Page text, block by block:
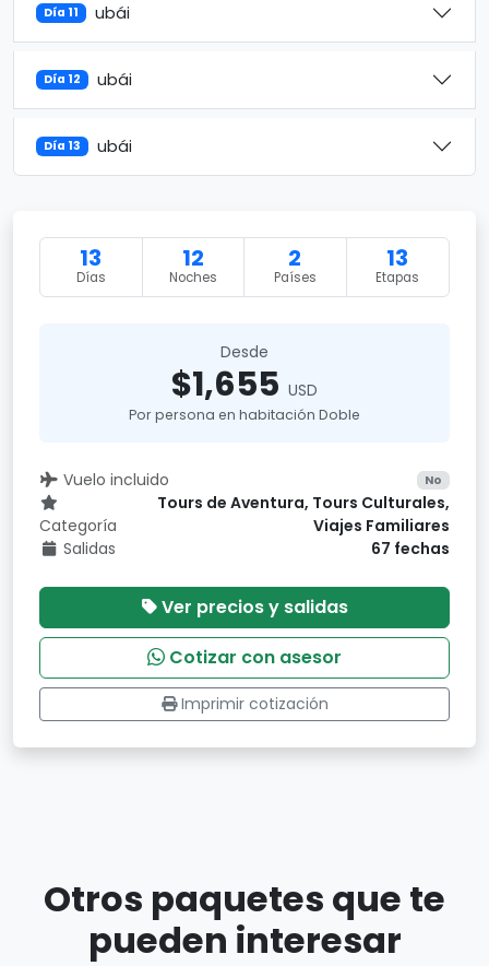
Día 11 ubái
Día 12 ubái
Día 13 ubái
13
Días
12
Noches
2
Países
13
Etapas
Desde
$1,655 USD
Por persona en habitación Doble
Vuelo incluido No
Categoría
Tours de Aventura, Tours Culturales,
Viajes Familiares
Salidas
67 fechas
Ver precios y salidas
Cotizar con asesor
Imprimir cotización
Otros paquetes que te
pueden interesar